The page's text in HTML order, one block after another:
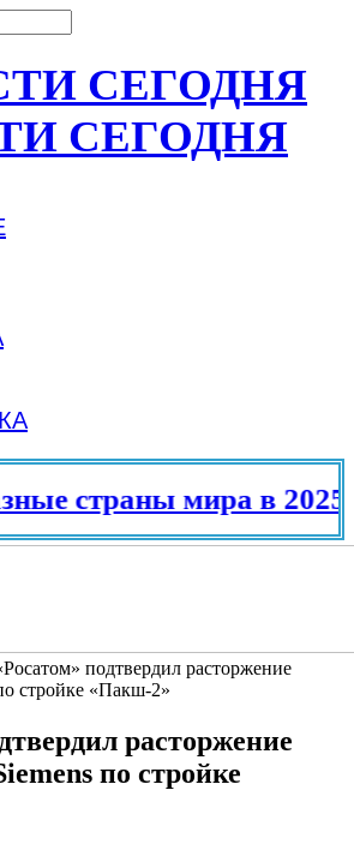
СЕГОДНЯ
мира в 2025 году
подтвердил расторжение
стройке «Пакш-2»
расторжение
по стройке